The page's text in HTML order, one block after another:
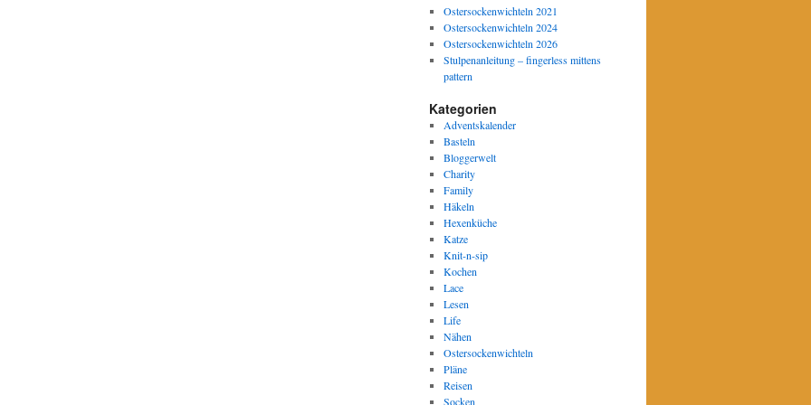
Ostersockenwichteln 2021
Ostersockenwichteln 2024
Ostersockenwichteln 2026
Stulpenanleitung – fingerless mittens
pattern
Kategorien
Adventskalender
Basteln
Bloggerwelt
Charity
Family
Häkeln
Hexenküche
Katze
Knit-n-sip
Kochen
Lace
Lesen
Life
Nähen
Ostersockenwichteln
Pläne
Reisen
Socken